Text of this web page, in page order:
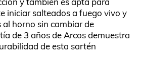
iniciar salteados a fuego vivo y
horno sin cambiar de
de 3 años de Arcos demuestra
de esta sartén